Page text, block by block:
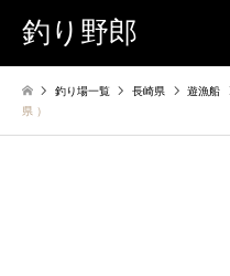
釣り野郎
釣り場一覧 長崎県 遊漁船
県 ）